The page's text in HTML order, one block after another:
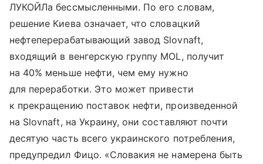
ЛУКОЙЛа бессмысленными. По его словам,
решение Киева означает, что словацкий
нефтеперерабатывающий завод Slovnaft,
входящий в венгерскую группу MOL, получит
на 40% меньше нефти, чем ему нужно
для переработки. Это может привести
к прекращению поставок нефти, произведенной
на Slovnaft, на Украину, они составляют почти
десятую часть всего украинского потребления,
предупредил Фицо. «Словакия не намерена быть